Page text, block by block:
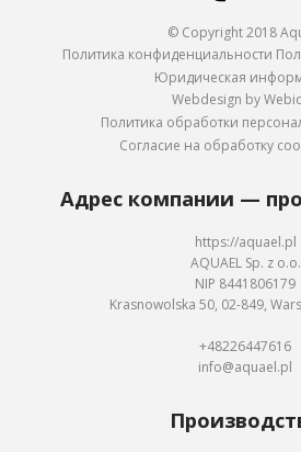
© Copyright 2018
Политика конфиденциальности
Юридическая
Webdesign by
Политика обработки
Согласие на обработку
Адрес компании —
https://aquael.pl
AQUAEL Sp. z o.o.
NIP 8441806179
Krasnowolska 50, 02-849,
+48226447616
info@aquael.pl